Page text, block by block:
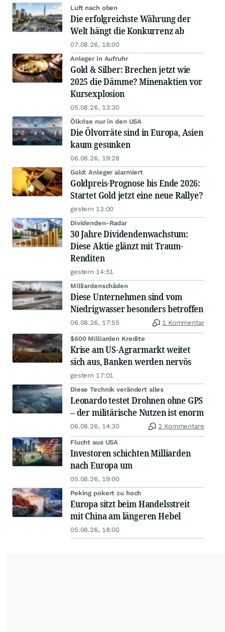
Luft nach oben
Die erfolgreichste Währung der
Welt hängt die Konkurrenz ab
07.08.26, 18:00
Anleger in Aufruhr
Gold & Silber: Brechen jetzt wie
2025 die Dämme? Minenaktien vor
Kursexplosion
05.08.26, 13:30
Ölkrise nur in den USA
Die Ölvorräte sind in Europa, Asien
kaum gesunken
06.08.26, 19:28
Gold: Anleger alarmiert
Goldpreis-Prognose bis Ende 2026:
Startet Gold jetzt eine neue Rallye?
gestern 13:00
Dividenden-Radar
30 Jahre Dividendenwachstum:
Diese Aktie glänzt mit Traum-
Renditen
gestern 14:51
Milliardenschäden
Diese Unternehmen sind vom
Niedrigwasser besonders betroffen
06.08.26, 17:55 1 Kommentar
$600 Milliarden Kredite
Krise am US-Agrarmarkt weitet
sich aus, Banken werden nervös
gestern 17:01
Diese Technik verändert alles
Leonardo testet Drohnen ohne GPS
– der militärische Nutzen ist enorm
06.08.26, 14:30 2 Kommentare
Flucht aus USA
Investoren schichten Milliarden
nach Europa um
05.08.26, 19:00
Peking pokert zu hoch
Europa sitzt beim Handelsstreit
mit China am längeren Hebel
05.08.26, 18:00